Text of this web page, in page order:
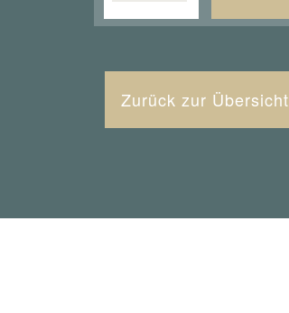
Zurück zur Übersicht